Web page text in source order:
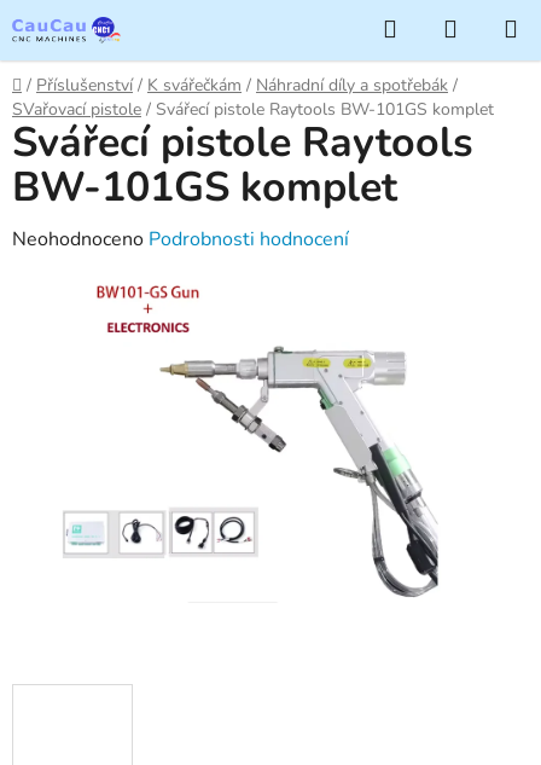
na
obsah
Hledat
KOŠÍK
Domů
/ Příslušenství / K svářečkám / Náhradní díly a spotřebák /
SVařovací pistole / Svářecí pistole Raytools BW-101GS komplet
Svářecí pistole Raytools
BW-101GS komplet
Průměrné
Neohodnoceno Podrobnosti hodnocení